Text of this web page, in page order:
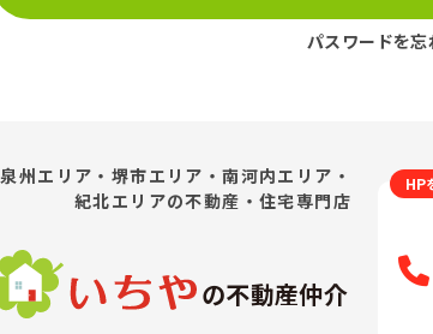
パスワードを
泉州エリア・堺市エリア・南河内エリア・
紀北エリアの不動産・住宅専門店
の不動産仲介
HP